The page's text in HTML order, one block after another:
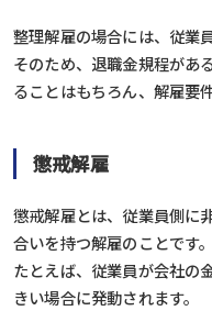
整理解雇の場合には、従業
そのため、退職金規程があ
ることはもちろん、解雇要
懲戒解雇
懲戒解雇とは、従業員側に
合いを持つ解雇のことです。
たとえば、従業員が会社の
きい場合に発動されます。